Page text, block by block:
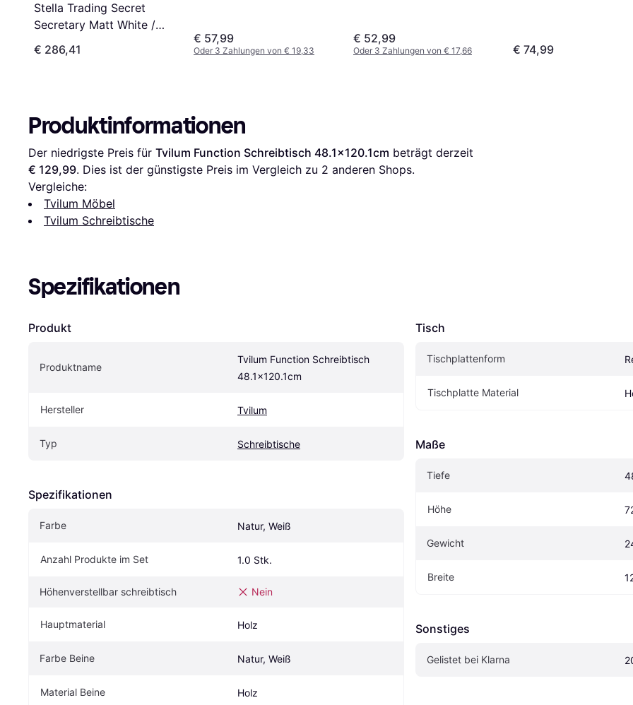
Stella Trading Secret
Secretary Matt White /
Oak Reclaimed Wood
Schreibtisch 42x98cm
€ 286,41
€ 57,99
Oder 3 Zahlungen von € 19,33
€ 52,99
Oder 3 Zahlungen von € 17,66 € 74,99
Produktinformationen
Der niedrigste Preis für Tvilum Function Schreibtisch 48.1x120.1cm
€ 129,99. Dies ist der günstigste Preis im Vergleich zu 2 anderen Shops.
Vergleiche:
Tvilum Möbel
Tvilum Schreibtische
Spezifikationen
Produkt
Produktname
Tvilum Function Schreibtisch
48.1x120.1cm
Hersteller Tvilum
Typ Schreibtische
Spezifikationen
Farbe Natur, Weiß
Anzahl Produkte im Set 1.0 Stk.
Höhenverstellbar schreibtisch Nein
Hauptmaterial Holz
Farbe Beine Natur, Weiß
Material Beine Holz
Tisch
Tischplattenform
Tischplatte Material
Maße
Tiefe
Höhe
Gewicht
Breite
Sonstiges
Gelistet bei Klarna